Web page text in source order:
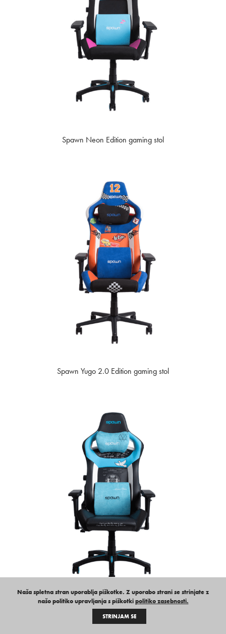
Spawn Neon Edition gaming stol
Spawn Yugo 2.0 Edition gaming stol
Spawn Tesla Edition gaming stol
Naša spletna stran uporablja piškotke. Z uporabo strani se strinjate z
našo politiko upravljanja s piškotkipolitiko zasebnosti.
STRINJAM SE